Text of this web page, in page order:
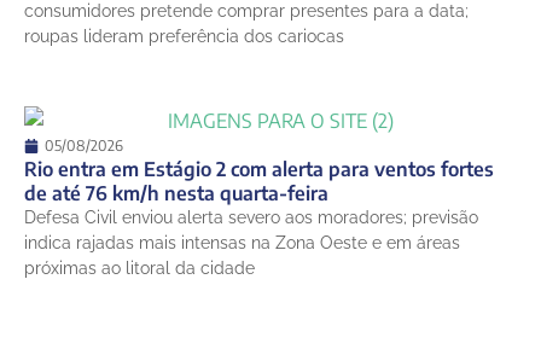
consumidores pretende comprar presentes para a data;
roupas lideram preferência dos cariocas
05/08/2026
Rio entra em Estágio 2 com alerta para ventos fortes
de até 76 km/h nesta quarta-feira
Defesa Civil enviou alerta severo aos moradores; previsão
indica rajadas mais intensas na Zona Oeste e em áreas
próximas ao litoral da cidade